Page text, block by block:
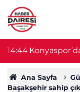
14:44
İmza için
Ana Sayfa
Başakşehir sahip